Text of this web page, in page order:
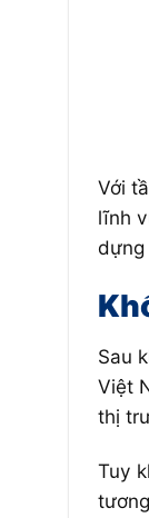
Với
lĩnh
dựng
Sau
Việt
thị
Tuy